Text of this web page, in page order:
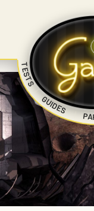
TESTS
GUIDES
|
|